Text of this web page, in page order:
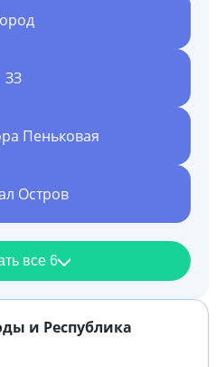
ЗЗ
Пеньковая
Остров
Показать все 6
и Республика